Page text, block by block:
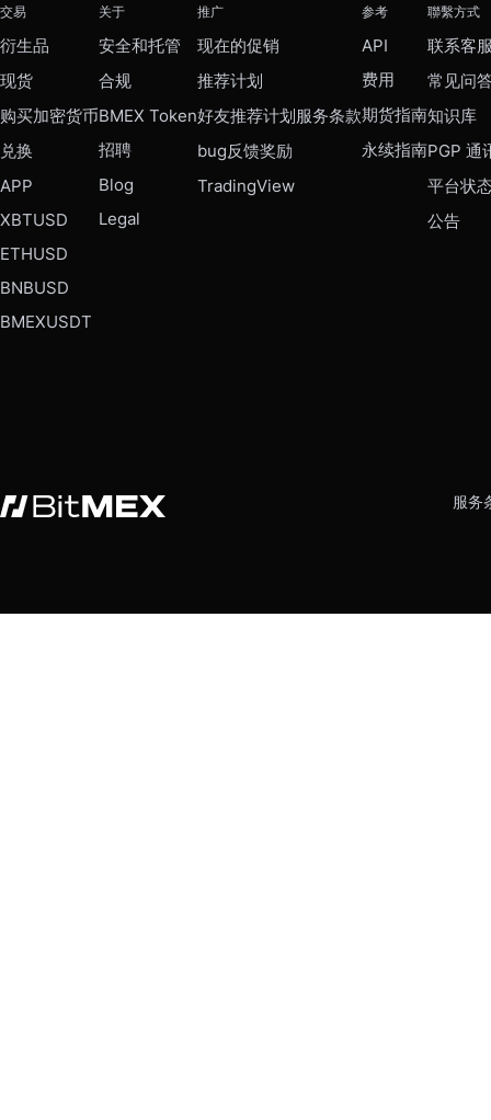
交易
衍生品
现货
购买加密货币
兑换
APP
XBTUSD
ETHUSD
BNBUSD
BMEXUSDT
关于
安全和托管
合规
BMEX Token
招聘
Blog
Legal
推广
现在的促销
推荐计划
好友推荐计划服务条款
bug反馈奖励
TradingView
参考
API
费用
期货指南
永续指南
聯繫方式
联系客
常见问
知识库
PGP 通
平台状
公告
服务